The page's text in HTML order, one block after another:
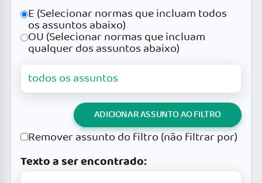
E (Selecionar normas que incluam todos
os assuntos abaixo)
OU (Selecionar normas que incluam
qualquer dos assuntos abaixo)
ADICIONAR ASSUNTO AO FILTRO
Remover assunto do filtro (não filtrar por)
Texto a ser encontrado: